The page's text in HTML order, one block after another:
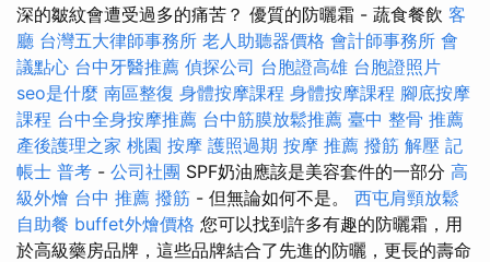
深的皺紋會遭受過多的痛苦？ 優質的防曬霜 - 蔬食餐飲 客
廳 台灣五大律師事務所 老人助聽器價格 會計師事務所 會
議點心 台中牙醫推薦 偵探公司 台胞證高雄 台胞證照片
seo是什麼 南區整復 身體按摩課程 身體按摩課程 腳底按摩
課程 台中全身按摩推薦 台中筋膜放鬆推薦 臺中 整骨 推薦
產後護理之家 桃園 按摩 護照過期 按摩 推薦 撥筋 解壓 記
帳士 普考 - 公司社團 SPF奶油應該是美容套件的一部分 高
級外燴 台中 推薦 撥筋 - 但無論如何不是。 西屯肩頸放鬆
自助餐 buffet外燴價格 您可以找到許多有趣的防曬霜，用
於高級藥房品牌，這些品牌結合了先進的防曬，更長的壽命